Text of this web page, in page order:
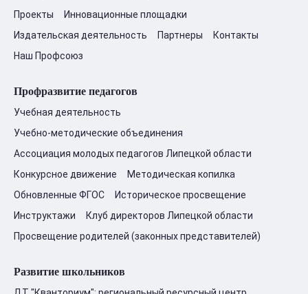
Проекты
Инновационные площадки
Издательская деятельность
Партнеры
Контакты
Наш Профсоюз
Профразвитие педагогов
Учебная деятельность
Учебно-методические объединения
Ассоциация молодых педагогов Липецкой области
Конкурсное движение
Методическая копилка
Обновленные ФГОС
Историческое просвещение
Инструктажи
Клуб директоров Липецкой области
Просвещение родителей (законных представителей)
Развитие школьников